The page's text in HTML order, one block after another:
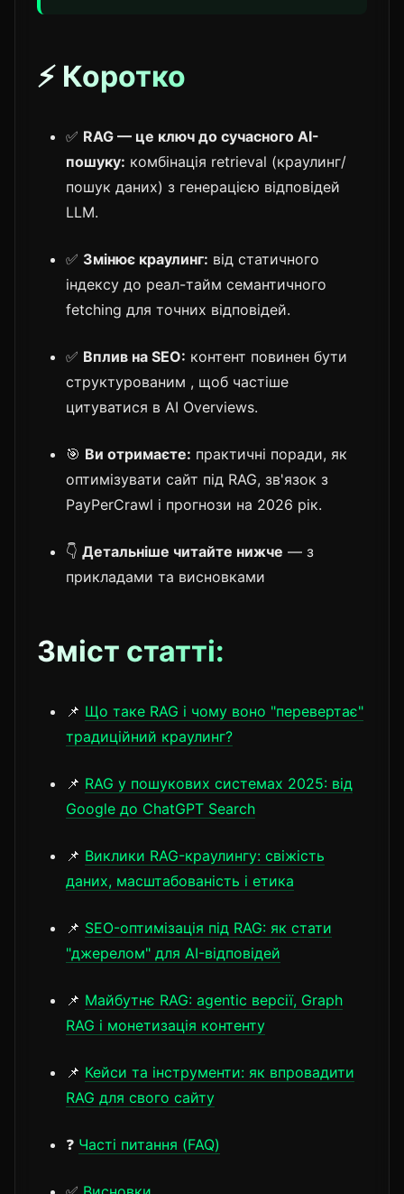
⚡ Коротко
✅ RAG — це ключ до сучасного AI-
пошуку: комбінація retrieval (краулинг/
пошук даних) з генерацією відповідей
LLM.
✅ Змінює краулинг: від статичного
індексу до реал-тайм семантичного
fetching для точних відповідей.
✅ Вплив на SEO: контент повинен бути
структурованим , щоб частіше
цитуватися в AI Overviews.
🎯 Ви отримаєте: практичні поради, як
оптимізувати сайт під RAG, зв'язок з
PayPerCrawl і прогнози на 2026 рік.
👇 Детальніше читайте нижче — з
прикладами та висновками
Зміст статті:
📌 Що таке RAG і чому воно "перевертає"
традиційний краулинг?
📌 RAG у пошукових системах 2025: від
Google до ChatGPT Search
📌 Виклики RAG-краулингу: свіжість
даних, масштабованість і етика
📌 SEO-оптимізація під RAG: як стати
"джерелом" для AI-відповідей
📌 Майбутнє RAG: agentic версії, Graph
RAG і монетизація контенту
📌 Кейси та інструменти: як впровадити
RAG для свого сайту
❓ Часті питання (FAQ)